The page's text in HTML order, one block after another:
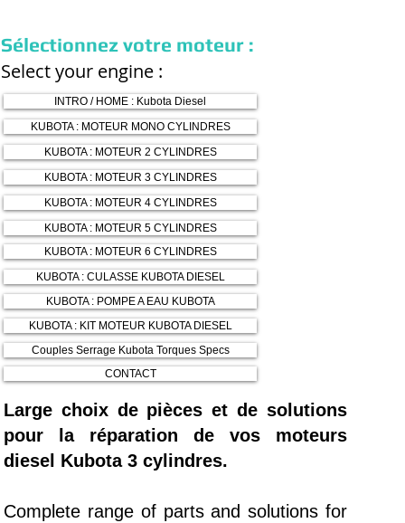
Large choix de pièces et de solutions
pour la réparation de vos moteurs
diesel Kubota 3 cylindres.
Complete range of parts and solutions for
KUBOTA : MOTEUR 3 CYLINDRES
KUBOTA : MOTEUR 5 CYLINDRES
KUBOTA : CULASSE KUBOTA DIESEL
Couples Serrage Kubota Torques Specs
CONTACT
KUBOTA : MOTEUR MONO CYLINDRES
INTRO / HOME : Kubota Diesel
KUBOTA : MOTEUR 2 CYLINDRES
KUBOTA : MOTEUR 4 CYLINDRES
KUBOTA : POMPE A EAU KUBOTA
KUBOTA : KIT MOTEUR KUBOTA DIESEL
Sélectionnez votre moteur :
Select your engine :
KUBOTA : MOTEUR 6 CYLINDRES